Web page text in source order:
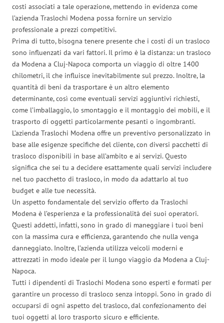
costi associati a tale operazione, mettendo in evidenza come
l’azienda Traslochi Modena possa fornire un servizio
professionale a prezzi competitivi.
Prima di tutto, bisogna tenere presente che i costi di un trasloco
sono influenzati da vari fattori. Il primo è la distanza: un trasloco
da Modena a Cluj-Napoca comporta un viaggio di oltre 1400
chilometri, il che influisce inevitabilmente sul prezzo. Inoltre, la
quantità di beni da trasportare è un altro elemento
determinante, così come eventuali servizi aggiuntivi richiesti,
come l’imballaggio, lo smontaggio e il montaggio dei mobili, e il
trasporto di oggetti particolarmente pesanti o ingombranti.
L’azienda Traslochi Modena offre un preventivo personalizzato in
base alle esigenze specifiche del cliente, con diversi pacchetti di
trasloco disponibili in base all’ambito e ai servizi. Questo
significa che sei tu a decidere esattamente quali servizi includere
nel tuo pacchetto di trasloco, in modo da adattarlo al tuo
budget e alle tue necessità.
Un aspetto fondamentale del servizio offerto da Traslochi
Modena è l’esperienza e la professionalità dei suoi operatori.
Questi addetti, infatti, sono in grado di maneggiare i tuoi beni
con la massima cura e efficienza, garantendo che nulla venga
danneggiato. Inoltre, l’azienda utilizza veicoli moderni e
attrezzati in modo ideale per il lungo viaggio da Modena a Cluj-
Napoca.
Tutti i dipendenti di Traslochi Modena sono esperti e formati per
garantire un processo di trasloco senza intoppi. Sono in grado di
occuparsi di ogni aspetto del trasloco, dal confezionamento dei
tuoi oggetti al loro trasporto sicuro e efficiente.